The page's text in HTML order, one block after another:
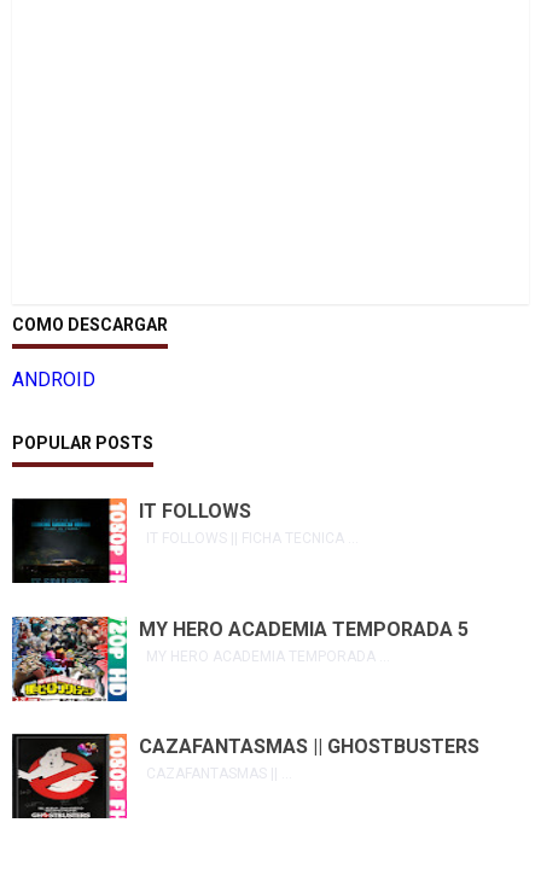
COMO DESCARGAR
ANDROID
POPULAR POSTS
IT FOLLOWS
IT FOLLOWS || FICHA TECNICA ...
MY HERO ACADEMIA TEMPORADA 5
MY HERO ACADEMIA TEMPORADA ...
CAZAFANTASMAS || GHOSTBUSTERS
CAZAFANTASMAS || ...